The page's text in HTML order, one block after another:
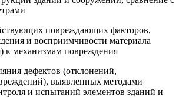
повреждающих факторов,
и восприимчивости материала
к механизмам повреждения
дефектов (отклонений,
выявленных методами
и испытаний элементов зданий и